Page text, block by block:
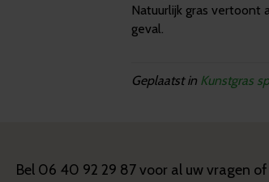
Natuurlijk gras vertoont
geval.
Geplaatst in Kunstgras
Bel 06 40 92 29 87voor al uw vragen